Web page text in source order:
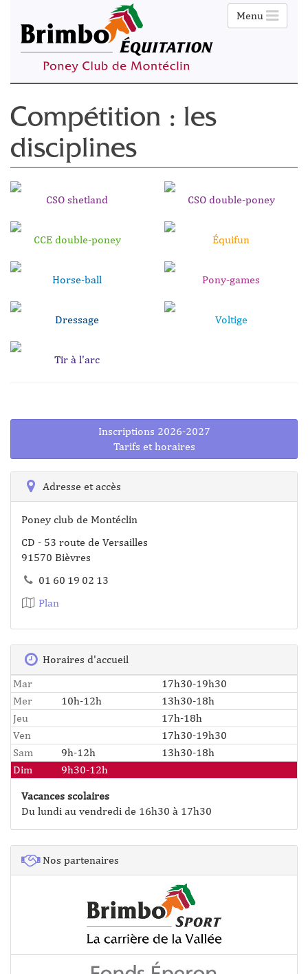
Menu
Compétition : les
disciplines
CSO shetland CSO double-poney
CCE double-poney Équifun
Horse-ball Pony-games
Dressage Voltige
Tir à l'arc
Inscriptions 2026-2027
Tarifs et horaires
Adresse et accès
Poney club de Montéclin
CD - 53 route de Versailles
91570 Bièvres
01 60 19 02 13
Plan
Horaires d'accueil
Mar
17h30-19h30
Mer
10h-12h
13h30-18h
Jeu
17h-18h
Ven
17h30-19h30
Sam
9h-12h
13h30-18h
Dim
9h30-12h
Vacances scolaires
Du lundi au vendredi de 16h30 à 17h30
Nos partenaires